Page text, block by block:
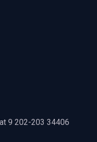
9 202-203 34406